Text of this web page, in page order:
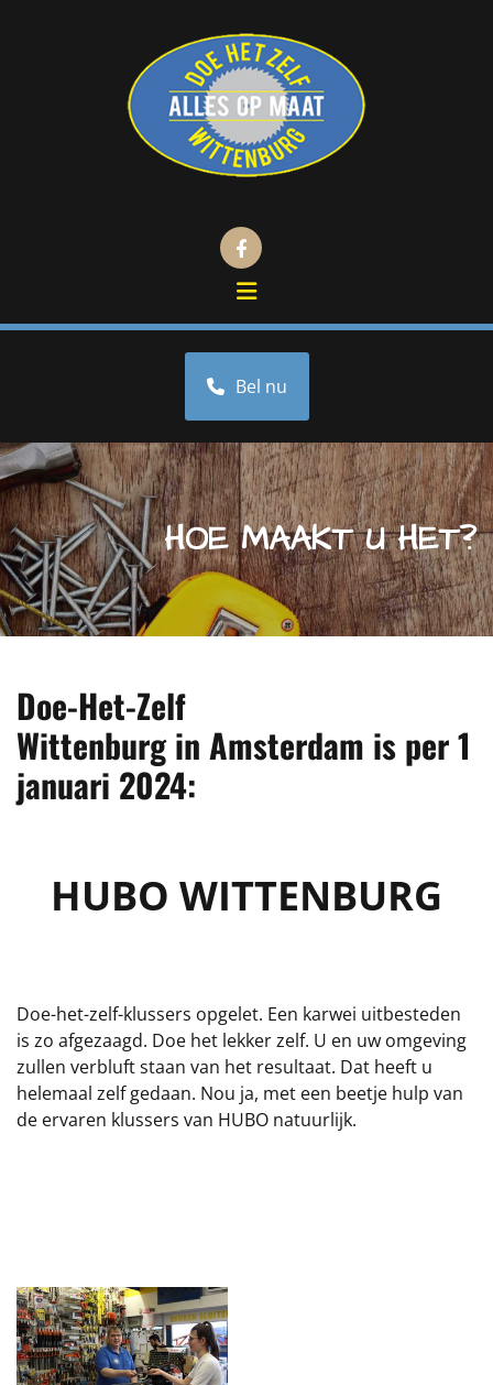
Bel nu
HOE MAAKT U HET?
Doe-Het-Zelf
Wittenburg in Amsterdam is per 1
januari 2024:
HUBO WITTENBURG
Doe-het-zelf-klussers opgelet. Een karwei uitbesteden
is zo afgezaagd. Doe het lekker zelf. U en uw omgeving
zullen verbluft staan van het resultaat. Dat heeft u
helemaal zelf gedaan. Nou ja, met een beetje hulp van
de ervaren klussers van HUBO natuurlijk.